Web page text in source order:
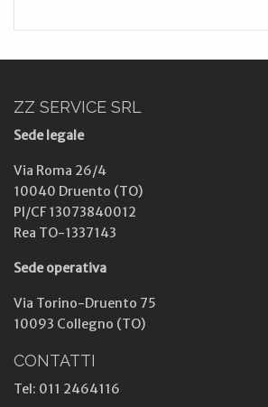
ZZ SERVICE SRL
Sede legale
Via Roma 26/4
10040 Druento (TO)
PI/CF 13073840012
Rea TO-1337143
Sede operativa
Via Torino-Druento 75
10093 Collegno (TO)
CONTATTI
Tel: 011 2464116